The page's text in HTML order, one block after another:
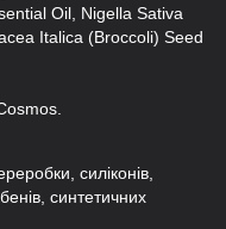
Oil, Nigella Sativa
Italica (Broccoli) Seed
силіконів,
синтетичних